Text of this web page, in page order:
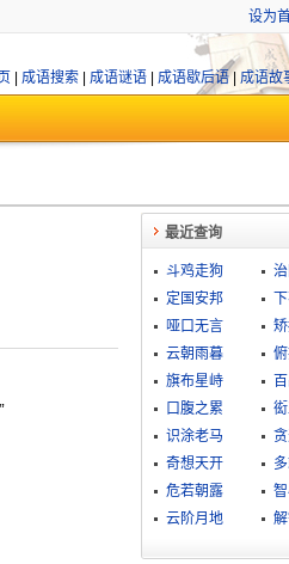
设为
成语搜索| 成语谜语| 成语歇后语| 成语故
最近查询
斗鸡走狗
定国安邦
哑口无言
云朝雨暮
旗布星峙
口腹之累
识涂老马
奇想天开
危若朝露
云阶月地